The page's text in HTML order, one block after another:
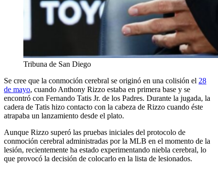
Tribuna de San Diego
Se cree que la conmoción cerebral se originó en una colisión el 28
de mayo, cuando Anthony Rizzo estaba en primera base y se
encontró con Fernando Tatis Jr. de los Padres. Durante la jugada, la
cadera de Tatis hizo contacto con la cabeza de Rizzo cuando éste
atrapaba un lanzamiento desde el plato.
Aunque Rizzo superó las pruebas iniciales del protocolo de
conmoción cerebral administradas por la MLB en el momento de la
lesión, recientemente ha estado experimentando niebla cerebral, lo
que provocó la decisión de colocarlo en la lista de lesionados.